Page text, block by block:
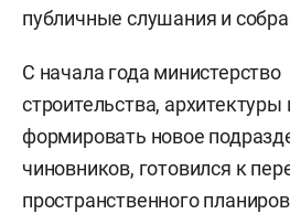
публичные слушания и
С начала года министерство
строительства,
формировать новое
чиновников, готовился к
пространственного